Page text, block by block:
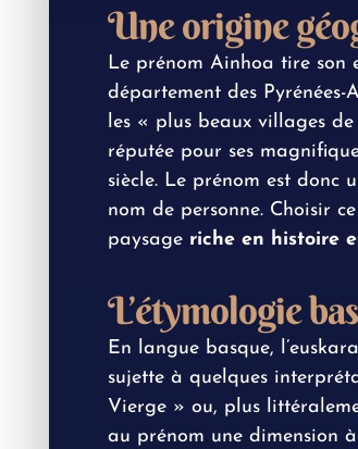
Une origine
Le prénom Ainhoa tire son
département des
les « plus beaux villages
réputée pour ses
siècle. Le prénom est donc
nom de personne. Choisir
paysage riche en histoire
L’étymologie
En langue basque,
sujette à quelques
Vierge » ou, plus
au prénom une dimension